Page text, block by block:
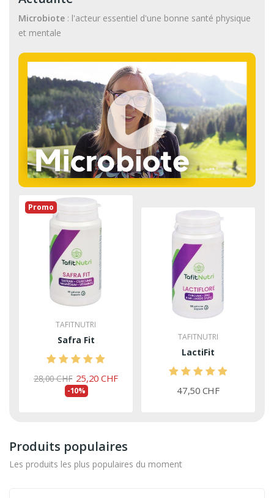
Microbiote : l'acteur essentiel d'une bonne santé physique
et mentale
Promo
TAFITNUTRI
Safra Fit
28,00 CHF 25,20 CHF
-10%
TAFITNUTRI
LactiFit
47,50 CHF
Produits populaires
Les produits les plus populaires du moment